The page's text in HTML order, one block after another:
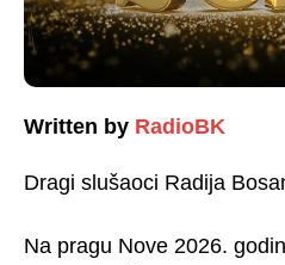
Written by RadioBK
Dragi slušaoci Radija
Na pragu Nove 2026.